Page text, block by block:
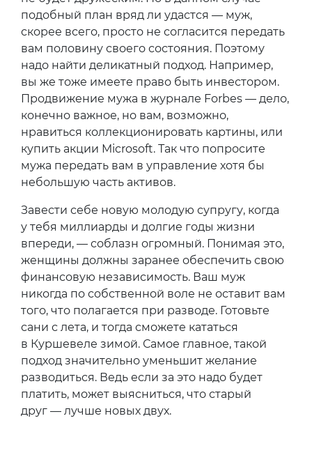
подобный план вряд ли удастся — муж,
скорее всего, просто не согласится передать
вам половину своего состояния. Поэтому
надо найти деликатный подход. Например,
вы же тоже имеете право быть инвестором.
Продвижение мужа в журнале Forbes — дело,
конечно важное, но вам, возможно,
нравиться коллекционировать картины, или
купить акции Microsoft. Так что попросите
мужа передать вам в управление хотя бы
небольшую часть активов.
Завести себе новую молодую супругу, когда
у тебя миллиарды и долгие годы жизни
впереди, — соблазн огромный. Понимая это,
женщины должны заранее обеспечить свою
финансовую независимость. Ваш муж
никогда по собственной воле не оставит вам
того, что полагается при разводе. Готовьте
сани с лета, и тогда сможете кататься
в Куршевеле зимой. Самое главное, такой
подход значительно уменьшит желание
разводиться. Ведь если за это надо будет
платить, может выясниться, что старый
друг — лучше новых двух.